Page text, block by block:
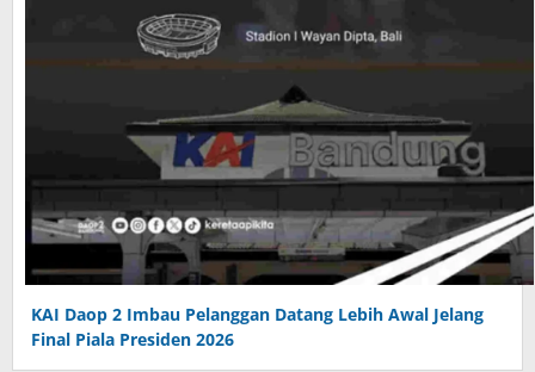
KAI Daop 2 Imbau Pelanggan Datang Lebih Awal Jelang
Final Piala Presiden 2026